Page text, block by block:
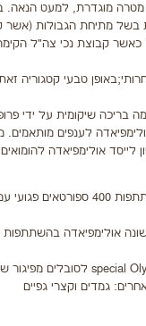
מטרה מוגדרת, למעט הנאה.
מתיחת הגבולות (אשר
בפעילות הגופנית המותאמת התפתח החל
טבעי
רומא 1960: אולימפיאדת הנכים הראשונה,
לראשונה אולימפיאדה בהשתתפות